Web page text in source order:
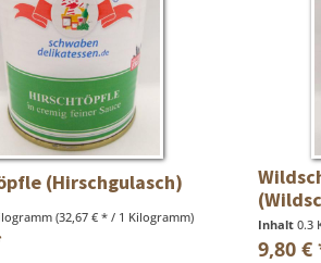
(Hirschgulasch)
(32,67 € * / 1 Kilogramm) Inhalt 0.3
9,80 €